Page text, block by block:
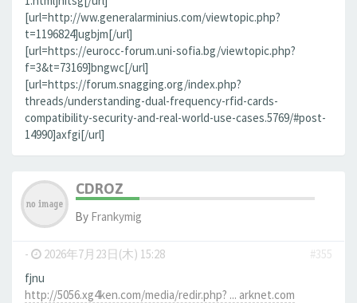
[url=http://ww.generalarminius.com/viewtopic.php?
t=1196824]ugbjm[/url]
[url=https://eurocc-forum.uni-sofia.bg/viewtopic.php?
f=3&t=73169]bngwc[/url]
[url=https://forum.snagging.org/index.php?
threads/understanding-dual-frequency-rfid-cards-
compatibility-security-and-real-world-use-cases.5769/#post-
14990]axfgi[/url]
CDROZ
By Frankymig
- 2026年7月23日(木) 15:28
#355
fjnu
http://5056.xg4ken.com/media/redir.php? ... arknet.com